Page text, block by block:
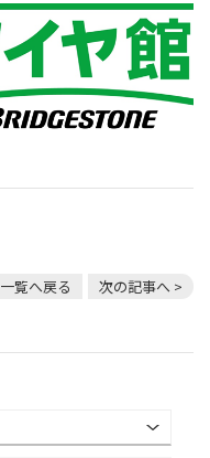
一覧へ戻る 次の記事へ >